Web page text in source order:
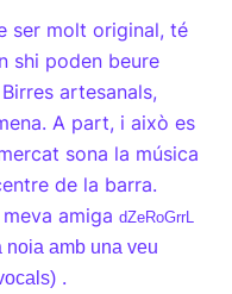
ser molt original, té
poden beure
artesanals,
A part, i això es
sona la música
de la barra.
amiga dZeRoGrrL
noia amb una veu
.